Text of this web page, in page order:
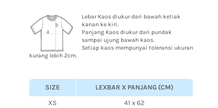
Lebar Kaos diukur dari bawah ketiak
kanan ke kiri.
Panjang Kaos diukur dari pundak
sampai ujung bawah kaos.
Setiap kaos mempunyai toleransi ukuran
kurang lebih 2cm.
SIZE
LEXBAR X PANJANG (CM)
XS
41 x 62